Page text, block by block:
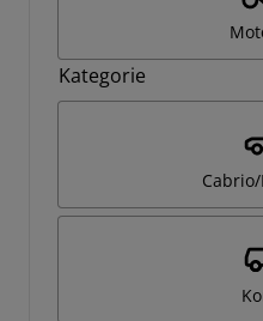
Kategorie